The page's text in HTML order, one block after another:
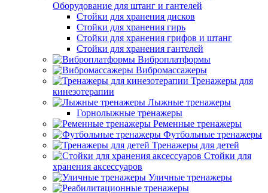
Оборудование для штанг и гантелей
Стойки для хранения дисков
Стойки для хранения гирь
Стойки для хранения грифов и штанг
Стойки для хранения гантелей
Виброплатформы
Вибромассажеры
Тренажеры для
кинезотерапии
Лыжные тренажеры
Горнолыжные тренажеры
Ременные тренажеры
Футбольные тренажеры
Тренажеры для детей
Стойки для
хранения аксессуаров
Уличные тренажеры